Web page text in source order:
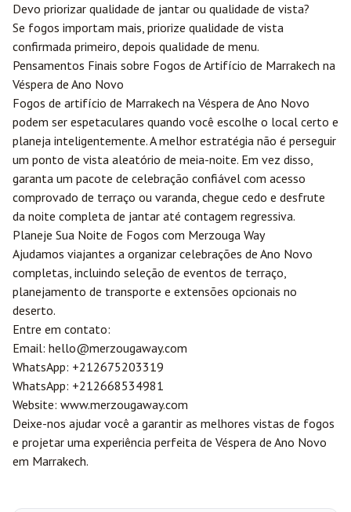
Devo priorizar qualidade de jantar ou qualidade de vista?
Se fogos importam mais, priorize qualidade de vista
confirmada primeiro, depois qualidade de menu.
Pensamentos Finais sobre Fogos de Artifício de Marrakech na
Véspera de Ano Novo
Fogos de artifício de Marrakech na Véspera de Ano Novo
podem ser espetaculares quando você escolhe o local certo e
planeja inteligentemente. A melhor estratégia não é perseguir
um ponto de vista aleatório de meia-noite. Em vez disso,
garanta um pacote de celebração confiável com acesso
comprovado de terraço ou varanda, chegue cedo e desfrute
da noite completa de jantar até contagem regressiva.
Planeje Sua Noite de Fogos com Merzouga Way
Ajudamos viajantes a organizar celebrações de Ano Novo
completas, incluindo seleção de eventos de terraço,
planejamento de transporte e extensões opcionais no
deserto.
Entre em contato:
Email: hello@merzougaway.com
WhatsApp: +212675203319
WhatsApp: +212668534981
Website: www.merzougaway.com
Deixe-nos ajudar você a garantir as melhores vistas de fogos
e projetar uma experiência perfeita de Véspera de Ano Novo
em Marrakech.